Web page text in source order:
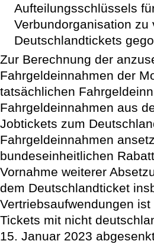
Aufteilungsschlüssels
Verbundorganisation
Deutschlandtickets
Zur Berechnung der
Fahrgeldeinnahmen der
tatsächlichen
Fahrgeldeinnahmen aus
Jobtickets zum
Fahrgeldeinnahmen
bundeseinheitlichen
Vornahme weiterer
dem Deutschlandticket
Vertriebsaufwendungen
Tickets mit nicht
15. Januar 2023